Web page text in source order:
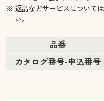
※ 返品などサービスについては
い。
品番
カタログ番号-申込番号